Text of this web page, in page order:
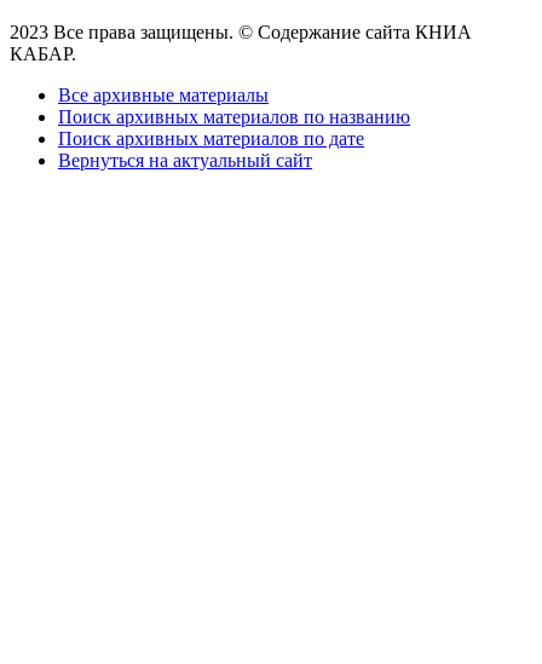
2023 Все права защищены. © Содержание сайта КНИА
КАБАР.
Все архивные материалы
Поиск архивных материалов по названию
Поиск архивных материалов по дате
Вернуться на актуальный сайт